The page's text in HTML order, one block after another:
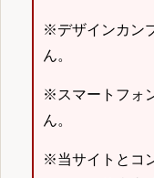
※デザインカン
ん。
※スマートフォ
ん。
※当サイトとコ